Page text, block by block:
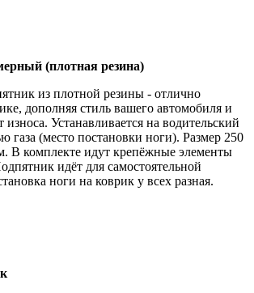
(плотная резина)
из плотной резины - отлично
дополняя стиль вашего автомобиля и
Устанавливается на водительский
газа (место постановки ноги). Размер 250
В комплекте идут крепёжные элементы
идёт для самостоятельной
ноги на коврик у всех разная.